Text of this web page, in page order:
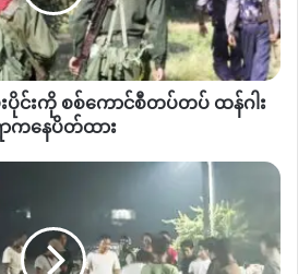
ေးဘူး ဖြစ်ပါတယ်။
ရ မြစ်ကြီးနာမြို့မှာ ၂၀၂၅ ခုနှစ်
မှု ၈ ကြိမ်၊ဖေဖော်ဝါရီလ ၁၄ ကြိမ်၊
ကြိမ်၊မေလ ၆ ၊ ဇွန် ၅ ကြိမ်၊ ဇူလှိုင်လ
ေသအခြေစိုက်လူမှုကယ်ဆယ်ရေး
ဆီကနေ ဆက်သွယ်မှုအခက်အခဲကြားက
ပိုင်းကို စစ်ကောင်စီတပ်တပ် ထန်ဂါး
ာကနေပိတ်ထား